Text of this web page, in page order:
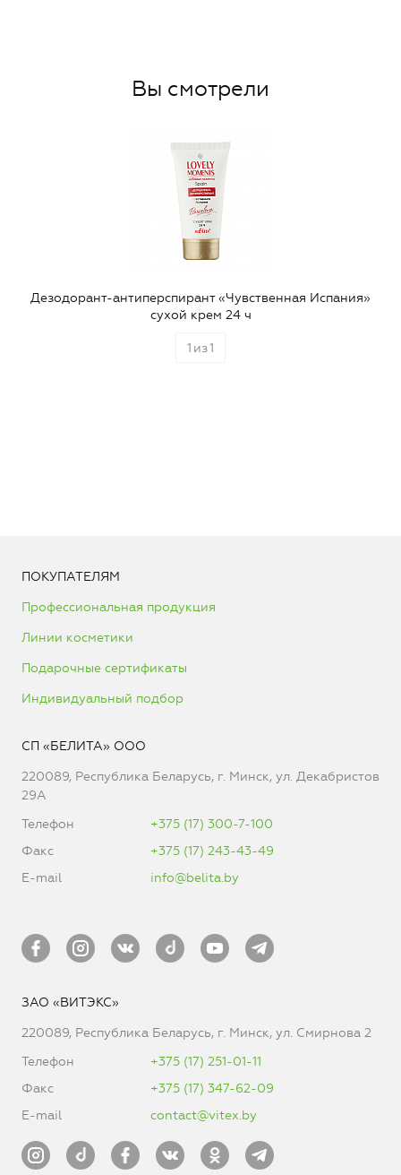
Вы смотрели
Дезодорант-антиперспирант «Чувственная Испания»
сухой крем 24 ч
1 из1
ПОКУПАТЕЛЯМ
Профессиональная продукция
Линии косметики
Подарочные сертификаты
Индивидуальный подбор
СП «БЕЛИТА» ООО
220089, Республика Беларусь, г. Минск, ул. Декабристов
29А
Телефон
+375 (17) 300-7-100
Факс
+375 (17) 243-43-49
E-mail
info@belita.by
ЗАО «ВИТЭКС»
220089, Республика Беларусь, г. Минск, ул. Смирнова 2
Телефон
+375 (17) 251-01-11
Факс
+375 (17) 347-62-09
E-mail
contact@vitex.by